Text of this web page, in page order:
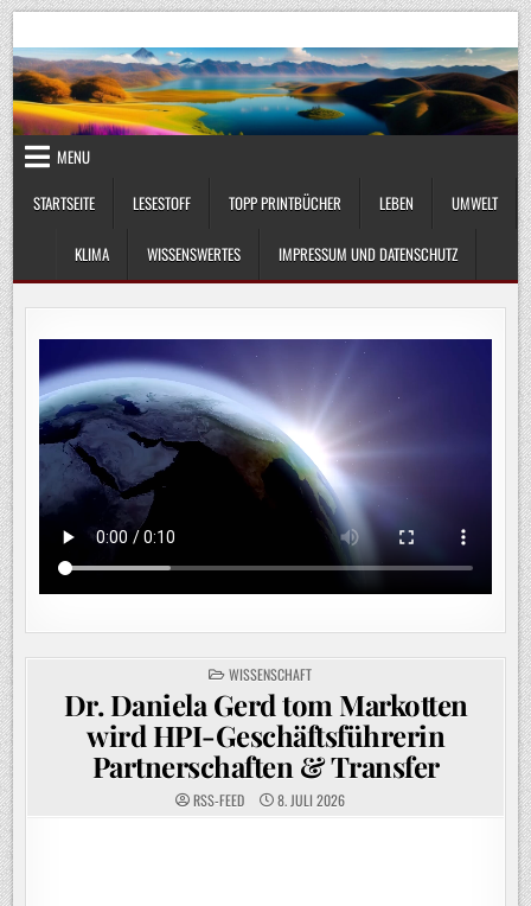
Skip
to
content
UmweltKlima.com
MENU
STARTSEITE
LESESTOFF TOPP PRINTBÜCHER LEBEN UMWELT
KLIMA WISSENSWERTES IMPRESSUM UND DATENSCHUTZ
POSTED
IN
WISSENSCHAFT
Dr. Daniela Gerd tom Markotten
wird HPI-Geschäftsführerin
Partnerschaften & Transfer
RSS-FEED 8. JULI 2026